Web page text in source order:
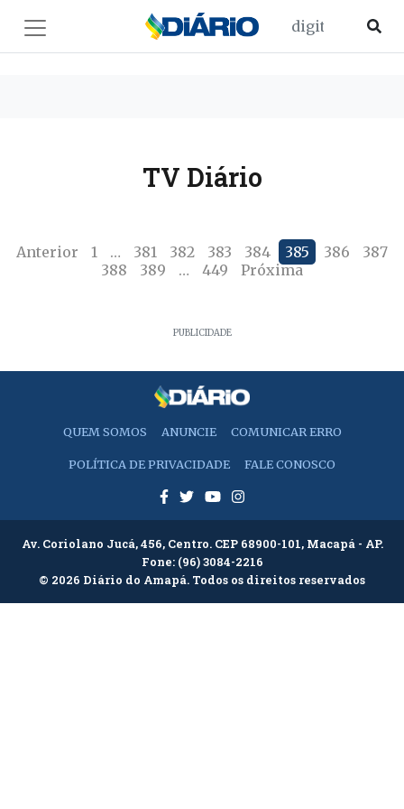
TV Diário
Anterior 1 … 381 382 383 384 385 386
387
388
389 … 449 Próxima
PUBLICIDADE
QUEM SOMOS ANUNCIE COMUNICAR ERRO
POLÍTICA DE PRIVACIDADE FALE CONOSCO
Av. Coriolano Jucá, 456, Centro. CEP 68900-101, Macapá - AP.
Fone: (96) 3084-2216
© 2026 Diário do Amapá. Todos os direitos reservados